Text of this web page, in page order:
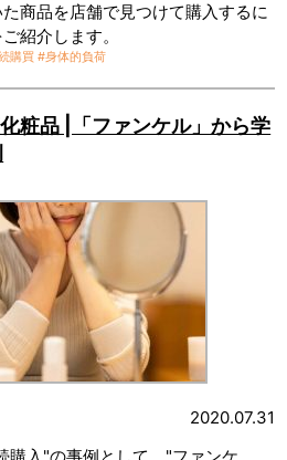
商品を店舗で見つけて購入するに
紹介します。
購買 #身体的負荷
粧品 |「ファンケル」から学
2020.07.31